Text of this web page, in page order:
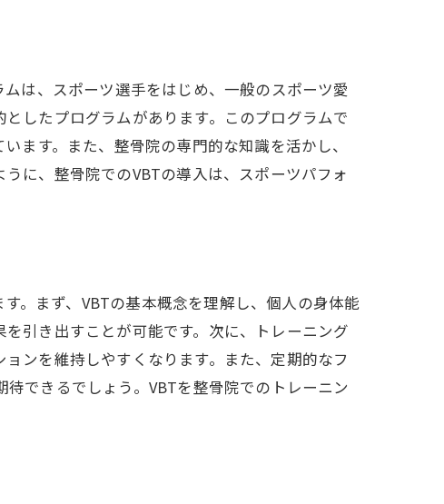
は、スポーツ選手をはじめ、一般のスポーツ愛
したプログラムがあります。このプログラムで
ます。また、整骨院の専門的な知識を活かし、
に、整骨院でのVBTの導入は、スポーツパフォ
。まず、VBTの基本概念を理解し、個人の身体能
引き出すことが可能です。次に、トレーニング
ンを維持しやすくなります。また、定期的なフ
できるでしょう。VBTを整骨院でのトレーニン